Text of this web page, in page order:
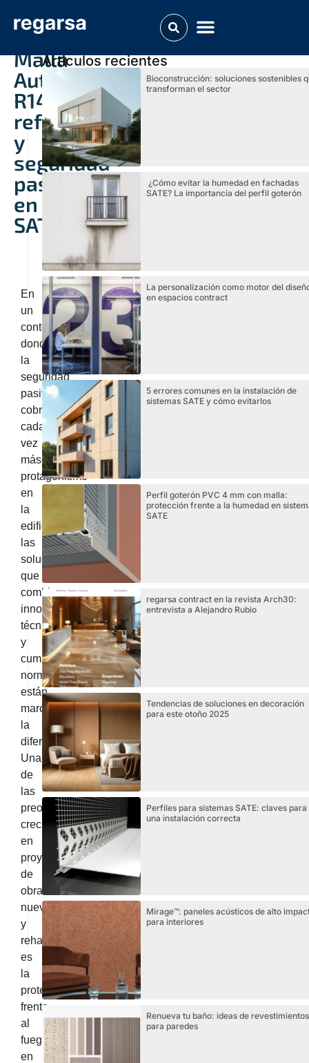
Malla
Autoextinguible
R140:
refuerzo
y
seguridad
pasiva
en
SATE
En
un
contexto
donde
la
seguridad
pasiva
cobra
cada
vez
más
protagonismo
en
la
edificación,
las
soluciones
que
combinan
innovación
técnica
y
cumplimiento
normativo
están
marcando
la
diferencia.
Una
de
las
preocupaciones
crecientes
en
proyectos
de
obra
nueva
y
rehabilitación
es
la
protección
frente
al
fuego
en
Articulos recientes
Bioconstrucción: soluciones sostenibles
transforman el sector
¿Cómo evitar la humedad en fachadas
SATE? La importancia del perfil goterón
La personalización como motor del
en espacios contract
5 errores comunes en la instalación de
sistemas SATE y cómo evitarlos
Perfil goterón PVC 4 mm con malla:
protección frente a la humedad en
SATE
regarsa contract en la revista Arch30:
entrevista a Alejandro Rubio
Tendencias de soluciones en decoración
para este otoño 2025
Perfiles para sistemas SATE: claves para
una instalación correcta
Mirage™: paneles acústicos de alto
para interiores
Renueva tu baño: ideas de revestimientos
para paredes